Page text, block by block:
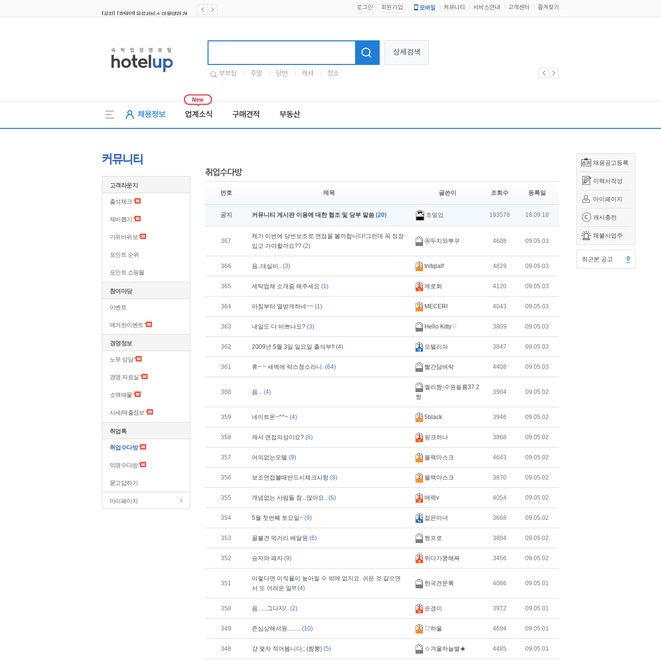
로그인 회원가입 모바일 커뮤니티 서비스안내 고객센터 즐겨찾기
상세검색
부부팀 주말 당번 캐셔 청소
채용정보 업계소식 구매견적 부동산
채용공고등록
이력서작성
마이페이지
캐시충전
체불사업주
최근본 공고 0
커뮤니티
고객라운지
출석체크
제비뽑기
가위바위보
포인트 순위
포인트 쇼핑몰
참여마당
이벤트
매거진이벤트
경영정보
노무 상담
경영 자료실
소액매물
시세/매출정보
취업톡
취업수다방
익명수다방
묻고답하기
마이페이지
취업수다방
번호 제목 글쓴이 조회수 등록일
공지 커뮤니티 게시판 이용에 대한 협조 및 당부 말씀 (20) 호텔업 193578 18.09.18
367
제가 이번에 당번보조로 면접을 볼까합니다!그런데 꼭 정장
입고 가야할까요?? (2)
ⓐ두치와뿌꾸 4608 09.05.03
366 음..대실비.. (3) tnltqlalf 4829 09.05.03
365 세탁업체 소개줌 해주세요 (1) 제로화 4120 09.05.03
364 아침부터 열받게하네~~ (1) MECERI 4043 09.05.03
363 내일도 다 바쁘나요? (3) Hello Kitty♡ 3809 09.05.03
362 2009년 5월 3일 일요일 출석부!! (4) 모텔리아 3847 09.05.03
361 휴~ ~ 새벽에 락스청소라니. (64) 빨간담벼락 4408 09.05.03
360 음... (4)
엘리짱-수원필름37.2
짱
3904 09.05.02
359 네이트온~^^~ (4) 5black 3946 09.05.02
358 캐셔 면접의상이요? (6) 핑크하나 3868 09.05.02
357 어의없는모텔 (9) 블랙마스크 4643 09.05.02
356 보조면접볼때반드시체크사항 (8) 블랙마스크 3870 09.05.02
355 개념없는 사람들 참...많아요.. (6) 매력v 4054 09.05.02
354 5월 첫번째 토요일~ (9) 젊은마녀 3668 09.05.02
353 꼴불견 먹거리 배달원 (6) 쩡프로 3884 09.05.02
352 승자와 패자 (9) 뛰다가쿵해쪄 3456 09.05.02
351
이렇다면 이직율이 높아질 수 밖에 없지요. 쉬운 것 같으면
서 또 어려운 일!!! (4)
한국견문록 4086 09.05.01
350 음......그다지/.. (2) 순경이 3972 09.05.01
349 존심상해서원......... (10) ♡하울 4694 09.05.01
348 걍 몇자 적어봅니다;; (짬뽕) (5) ☆겨울하늘별★ 4485 09.05.01